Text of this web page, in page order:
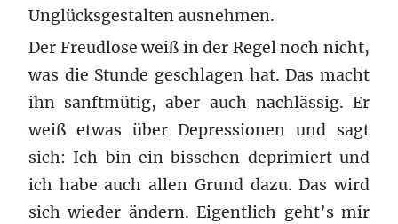
Unglücksgestalten ausnehmen.
Der Freudlose weiß in der Regel noch nicht,
was die Stunde geschlagen hat. Das macht
ihn sanftmütig, aber auch nachlässig. Er
weiß etwas über Depressionen und sagt
sich: Ich bin ein bisschen deprimiert und
ich habe auch allen Grund dazu. Das wird
sich wieder ändern. Eigentlich geht’s mir